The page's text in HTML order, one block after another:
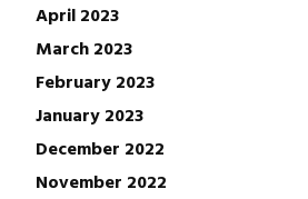
April 2023
March 2023
February 2023
January 2023
December 2022
November 2022